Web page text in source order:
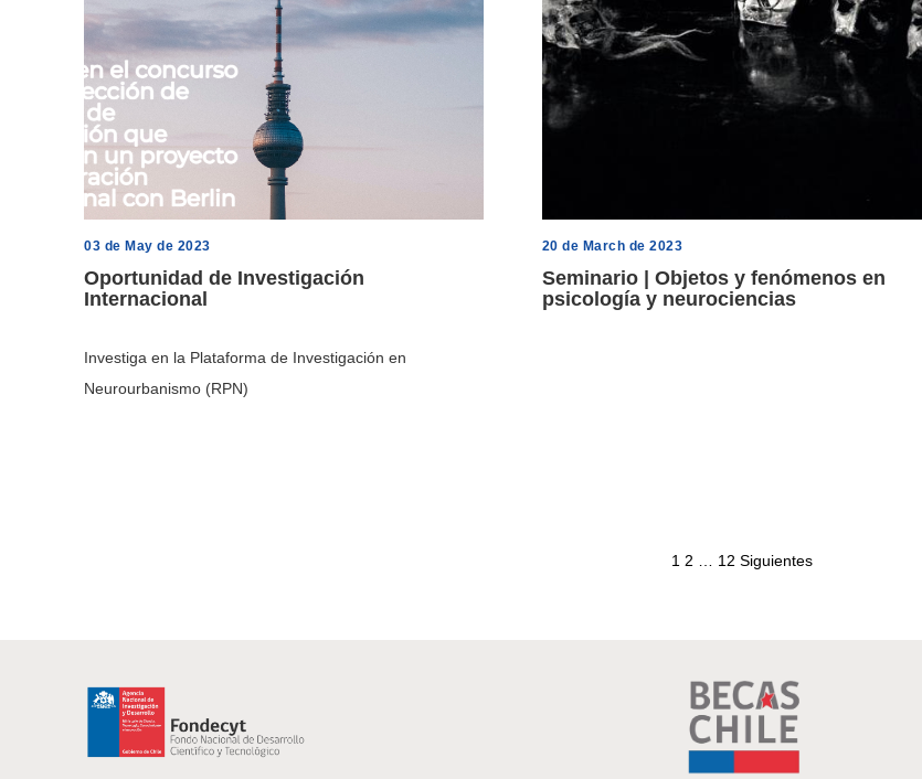
03 de May de 2023
Oportunidad de Investigación
Internacional
Investiga en la Plataforma de Investigación en
Neurourbanismo (RPN)
20 de March de 2023
Seminario | Objetos y fenómenos en
psicología y neurociencias
1 2 12 Siguientes